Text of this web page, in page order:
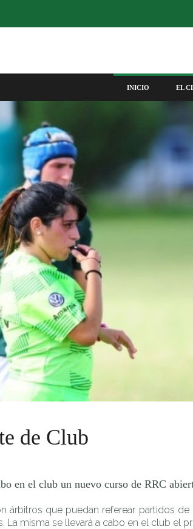
INICIO EL
de Club
en el club un nuevo curso de RRC
que puedan referear partidos de
misma se llevará a cabo en el club el